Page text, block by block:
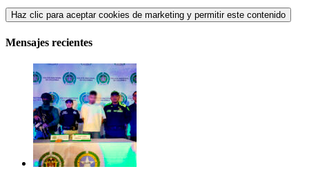
Haz clic para aceptar cookies de marketing y permitir este contenido
Mensajes recientes